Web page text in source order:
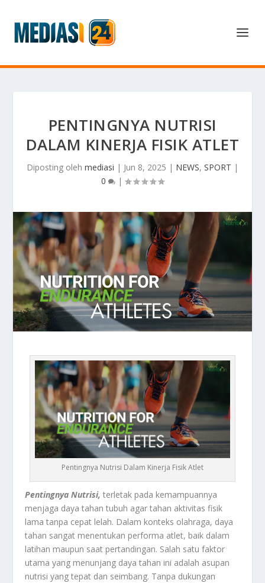
PENTINGNYA NUTRISI
DALAM KINERJA FISIK ATLET
Diposting oleh mediasi | Jun 8, 2025 | NEWS, SPORT |
0
|
Pentingnya Nutrisi Dalam Kinerja Fisik Atlet
Pentingnya Nutrisi, terletak pada kemampuannya
menjaga daya tahan tubuh agar tahan aktivitas fisik
lama tanpa cepat lelah. Dalam konteks olahraga, daya
tahan sangat menentukan performa atlet, baik dalam
latihan maupun saat pertandingan. Salah satu faktor
utama yang menunjang daya tahan ini adalah asupan
nutrisi yang tepat dan seimbang. Tanpa dukungan